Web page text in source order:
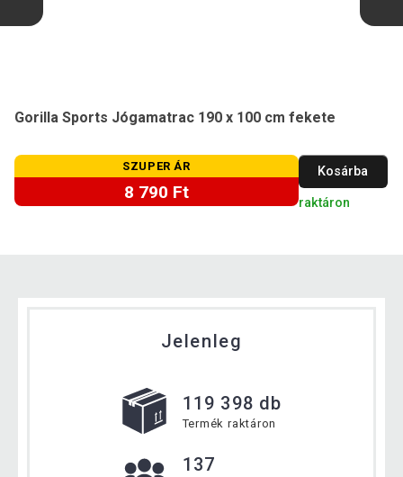
Gorilla Sports Jógamatrac 190 x 100 cm fekete
SZUPER ÁR
8 790 Ft
Kosárba
raktáron
Jelenleg
119 398 db
Termék raktáron
137